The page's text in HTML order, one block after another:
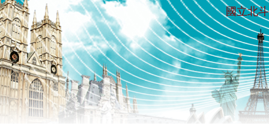
國立北